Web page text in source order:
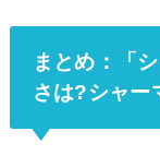
まとめ：「
さは?シャー